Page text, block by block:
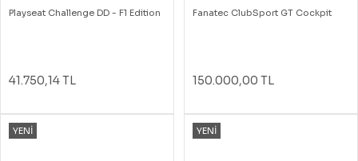
Playseat Challenge DD - F1 Edition
41.750,14 TL
Fanatec ClubSport GT Cockpit
150.000,00 TL
YENİ YENİ